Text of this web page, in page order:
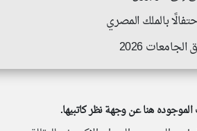
بالملك المصري
2026
الموجوده هنا عن وجهة نظر كاتبيها.